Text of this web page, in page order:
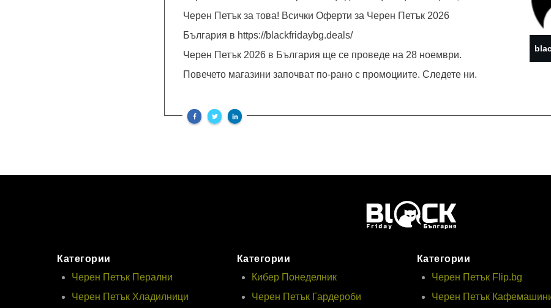
Черен Петък за това! Всички Оферти за Черен Петък 2026
България в https://blackfridaybg.deals/
Черен Петък 2026 в България ще се проведе на 28 ноември.
Повечето магазини започват по-рано с промоциите. Следете ни.
Категории
Черен Петък Перални
Черен Петък Хладилници
Категории
Кибер Понеделник
Черен Петък Гардероби
Категории
Черен Петък Flip.bg
Черен Петък